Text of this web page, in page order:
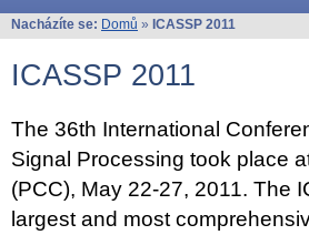
Nacházíte se: Domů » ICASSP 2011
ICASSP 2011
The 36th International
Signal Processing took place
(PCC), May 22-27, 2011. The
largest and most